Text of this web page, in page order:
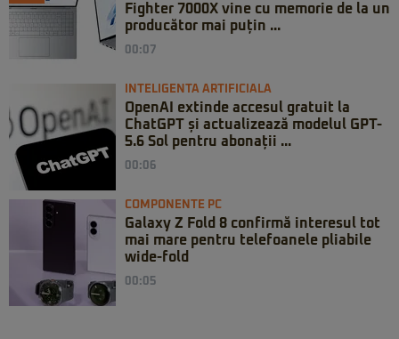
Fighter 7000X vine cu memorie de la un
producător mai puțin ...
00:07
INTELIGENTA ARTIFICIALA
OpenAI extinde accesul gratuit la
ChatGPT și actualizează modelul GPT-
5.6 Sol pentru abonații ...
00:06
COMPONENTE PC
Galaxy Z Fold 8 confirmă interesul tot
mai mare pentru telefoanele pliabile
wide-fold
00:05